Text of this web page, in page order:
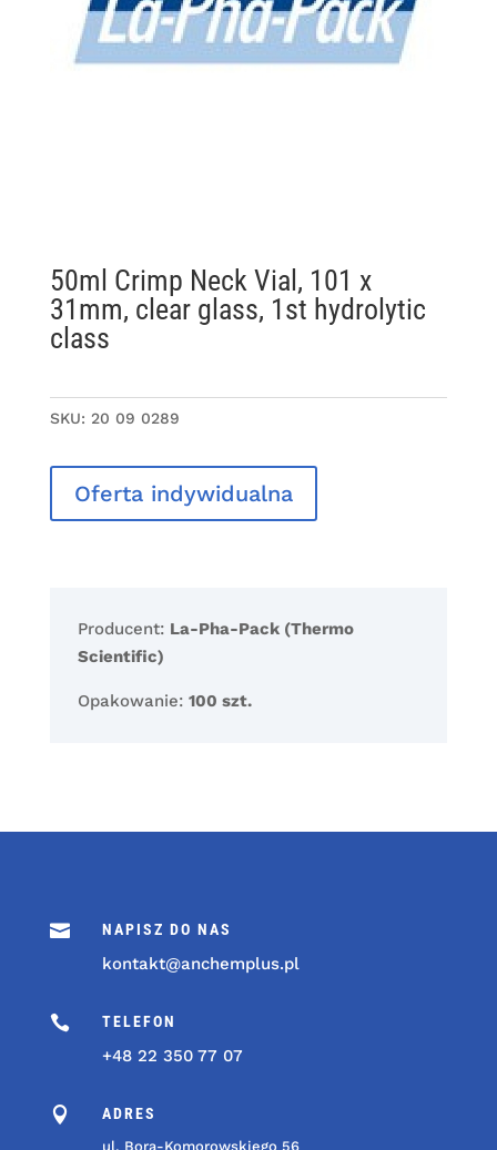
50ml Crimp Neck Vial, 101 x
31mm, clear glass, 1st hydrolytic
class
SKU: 20 09 0289
Oferta indywidualna
Producent: La-Pha-Pack (Thermo
Scientific)
Opakowanie: 100 szt.
 NAPISZ DO NAS
kontakt@anchemplus.pl
 TELEFON
+48 22 350 77 07
 ADRES
ul. Bora-Komorowskiego 56